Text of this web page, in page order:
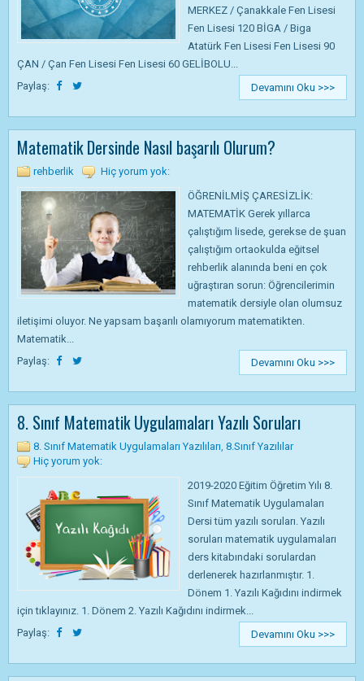
MERKEZ / Çanakkale Fen Lisesi
Fen Lisesi 120 BİGA / Biga
Atatürk Fen Lisesi Fen Lisesi 90
ÇAN / Çan Fen Lisesi Fen Lisesi 60 GELİBOLU...
Paylaş:
Devamını Oku >>>
Matematik Dersinde Nasıl başarılı Olurum?
rehberlik
Hiç yorum yok:
ÖĞRENİLMİŞ ÇARESİZLİK:
MATEMATİK Gerek yıllarca
çalıştığım lisede, gerekse de şuan
çalıştığım ortaokulda eğitsel
rehberlik alanında beni en çok
uğraştıran sorun: Öğrencilerimin
matematik dersiyle olan olumsuz
iletişimi oluyor. Ne yapsam başarılı olamıyorum matematikten.
Matematik...
Paylaş:
Devamını Oku >>>
8. Sınıf Matematik Uygulamaları Yazılı Soruları
8. Sınıf Matematik Uygulamaları Yazılıları, 8.Sınıf Yazılılar
Hiç yorum yok:
2019-2020 Eğitim Öğretim Yılı 8.
Sınıf Matematik Uygulamaları
Dersi tüm yazılı soruları. Yazılı
soruları matematik uygulamaları
ders kitabındaki sorulardan
derlenerek hazırlanmıştır. 1.
Dönem 1. Yazılı Kağıdını indirmek
için tıklayınız. 1. Dönem 2. Yazılı Kağıdını indirmek...
Paylaş:
Devamını Oku >>>